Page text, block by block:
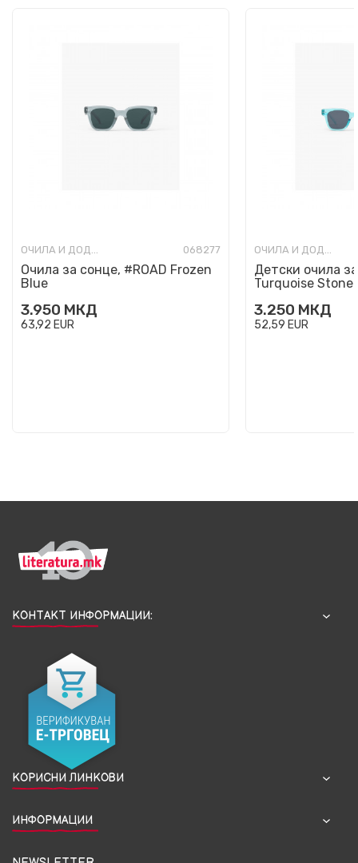
ОЧИЛА И ДОДАТОЦИ 068277
Очила за сонце, #ROAD Frozen
Blue
3.950 МКД
63,92 EUR
ОЧИЛА И ДОДАТОЦИ
Детски очила
Turquoise Stone
3.250 МКД
52,59 EUR
КОНТАКТ ИНФОРМАЦИИ:
КОРИСНИ ЛИНКОВИ
ИНФОРМАЦИИ